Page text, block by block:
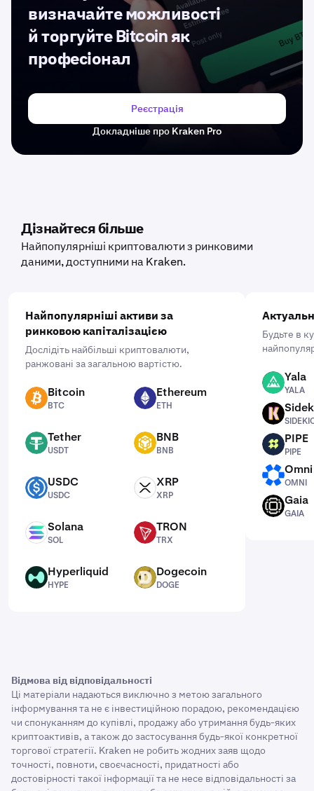
визначайте можливості
й торгуйте Bitcoin як
професіонал
Реєстрація
Докладніше про Kraken Pro
Дізнайтеся більше
Найпопулярніші криптовалюти з ринковими
даними, доступними на Kraken.
Найпопулярніші активи за
ринковою капіталізацією
Дослідіть найбільші криптовалюти,
ранжовані за загальною вартістю.
BTC Bitcoin
BTC
ETH Ethereum
ETH
USDT Tether
USDT
BNB BNB
BNB
USDC USDC
USDC
XRP XRP
XRP
SOL Solana
SOL
TRX TRON
TRX
HYPE Hyperliquid
HYPE
DOGE Dogecoin
DOGE
Будьте в
YALA Yala
YALA
SIDEKICK
PIPE PIPE
PIPE
Omni
OMNI
Gaia
GAIA
Відмова від відповідальності
Ці матеріали надаються виключно з метою загального
інформування та не є інвестиційною порадою, рекомендацією
чи спонуканням до купівлі, продажу або утримання будь-яких
криптоактивів, а також до застосування будь-якої конкретної
торгової стратегії. Kraken не робить жодних заяв щодо
точності, повноти, своєчасності, придатності або
достовірності такої інформації та не несе відповідальності за